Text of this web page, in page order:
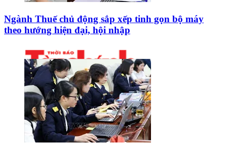
Ngành Thuế chủ động sắp xếp tinh gọn bộ máy
theo hướng hiện đại, hội nhập